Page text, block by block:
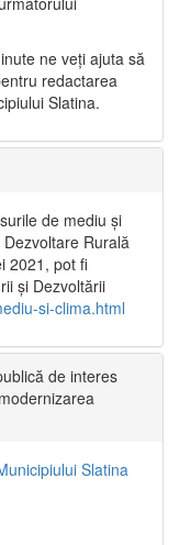
ne veți ajuta să
redactarea
Slatina.
de mediu și
Rurală
2021, pot fi
și Dezvoltării
si-clima.html
de interes
Slatina